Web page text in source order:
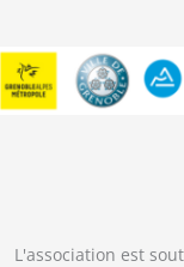
L'association est